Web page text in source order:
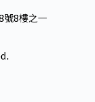
號8樓之一